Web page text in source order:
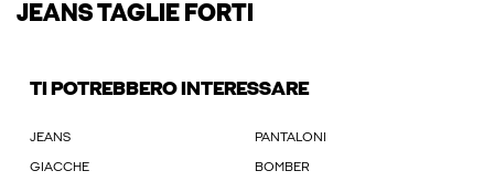
JEANS TAGLIE FORTI
TI POTREBBERO INTERESSARE
JEANS PANTALONI
GIACCHE BOMBER